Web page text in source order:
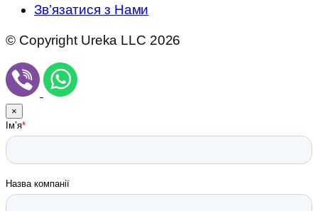
Зв’язатися з Нами
© Copyright Ureka LLC 2026
×